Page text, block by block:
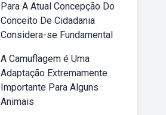
Para A Atual Concepção Do
Conceito De Cidadania
Considera-se Fundamental
A Camuflagem é Uma
Adaptação Extremamente
Importante Para Alguns
Animais